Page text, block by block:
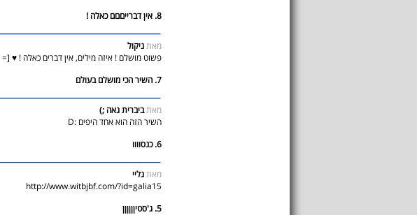
8. אין דברייםםם כאלה !
מאתניקול
פשוט מושלם ! איזה מילים, אין דברים כאלה ! ♥ [=
7. השיר הכי מושלם בעולם
מאתביברית גאה ;)
השיר הזה הוא אחד היפים :D
6. כנסוווו
מאתגליי
http://www.witbjbf.com/?id=galia15
5. ג'סטיןןןןןן